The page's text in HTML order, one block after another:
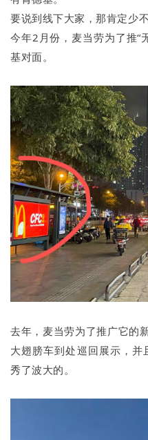
要说到线下大家，那肯定少
今年2月份，麦当劳为了推“
基对面。
去年，麦当劳为了推广它的
大翅膀车到处巡回展示，并
秀了波大的。